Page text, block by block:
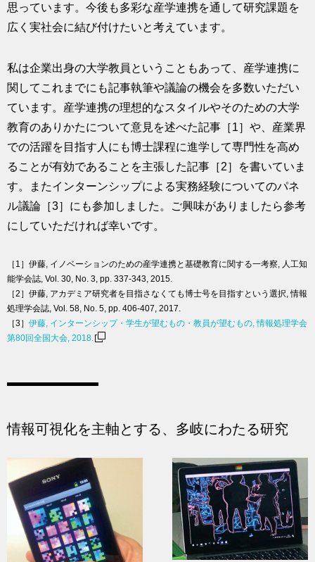
思っています。今後も多彩な産学連携を通して研究課題を
広く実社会に結び付けたいと考えています。
私は企業出身の大学教員ということもあって、産学連携に
関してこれまでにも記事執筆や議論の機会を多数いただい
ています。産学連携の理想的なスタイルやそのための大学
教育のありかたについて意見を述べた記事［1］や、産業界
での活躍を目指す人にも博士課程に進学して専門性を高め
ることが有効であることを主張した記事［2］を書いていま
す。またインターンシップによる実務経験についてのパネ
ル議論［3］にも参加しました。ご興味がありましたら参考
にしていただければ幸いです。
［1］伊藤, イノベーションのための産学連携と基礎教育に関する一考察, 人工知
能学会誌, Vol. 30, No. 3, pp. 337-343, 2015.
［2］伊藤, アカデミア研究者を目指さなくても博士号を目指すという選択, 情報
処理学会誌, Vol. 58, No. 5, pp. 406-407, 2017.
［3］ 伊藤, インターンシップ・学生が望むもの・教員が望むもの, 情報処理学会
第80回全国大会, 2018.
情報可視化を主軸とする、多岐にわたる研究